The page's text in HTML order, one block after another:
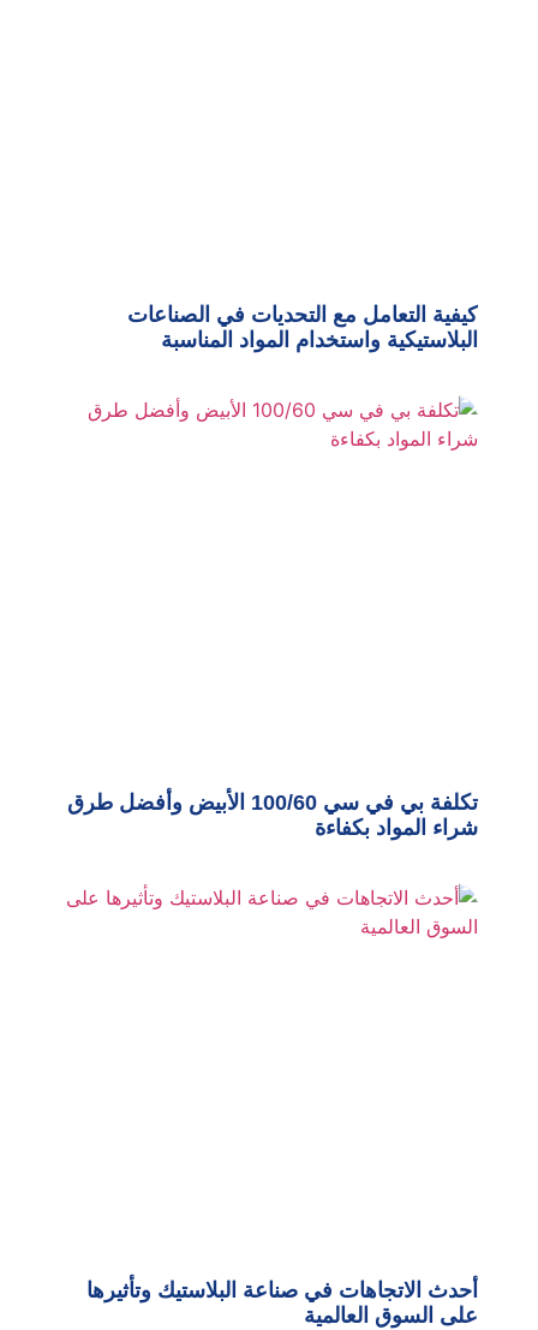
كيفية التعامل مع التحديات في الصناعات
البلاستيكية واستخدام المواد المناسبة
تكلفة بي في سي 100/60 الأبيض وأفضل طرق
شراء المواد بكفاءة
أحدث الاتجاهات في صناعة البلاستيك وتأثيرها
على السوق العالمية